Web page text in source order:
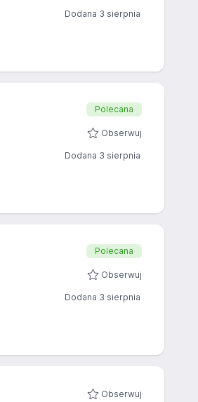
Dodana 3 sierpnia
Polecana
Obserwuj
Dodana 3 sierpnia
Polecana
Obserwuj
Dodana 3 sierpnia
Obserwuj